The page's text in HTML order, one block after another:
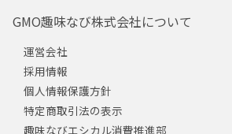
GMO趣味なび株式会社について
運営会社
採用情報
個人情報保護方針
特定商取引法の表示
趣味なびエシカル消費推進部